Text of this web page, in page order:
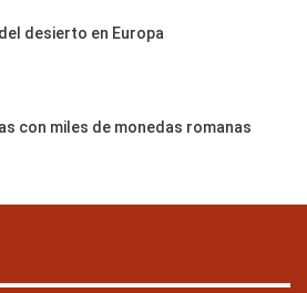
desierto en Europa
con miles de monedas romanas